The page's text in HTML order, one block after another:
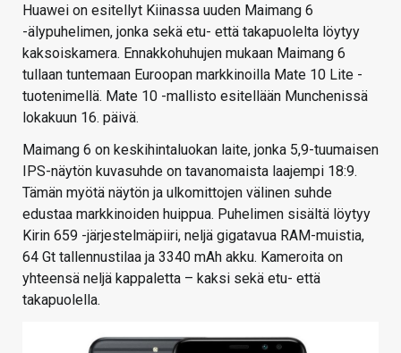
Huawei on esitellyt Kiinassa uuden Maimang 6
-älypuhelimen, jonka sekä etu- että takapuolelta löytyy
kaksoiskamera. Ennakkohuhujen mukaan Maimang 6
tullaan tuntemaan Euroopan markkinoilla Mate 10 Lite -
tuotenimellä. Mate 10 -mallisto esitellään Munchenissä
lokakuun 16. päivä.
Maimang 6 on keskihintaluokan laite, jonka 5,9-tuumaisen
IPS-näytön kuvasuhde on tavanomaista laajempi 18:9.
Tämän myötä näytön ja ulkomittojen välinen suhde
edustaa markkinoiden huippua. Puhelimen sisältä löytyy
Kirin 659 -järjestelmäpiiri, neljä gigatavua RAM-muistia,
64 Gt tallennustilaa ja 3340 mAh akku. Kameroita on
yhteensä neljä kappaletta – kaksi sekä etu- että
takapuolella.